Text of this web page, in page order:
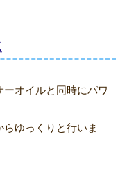
オイルと同時にパワ
ゆっくりと行いま